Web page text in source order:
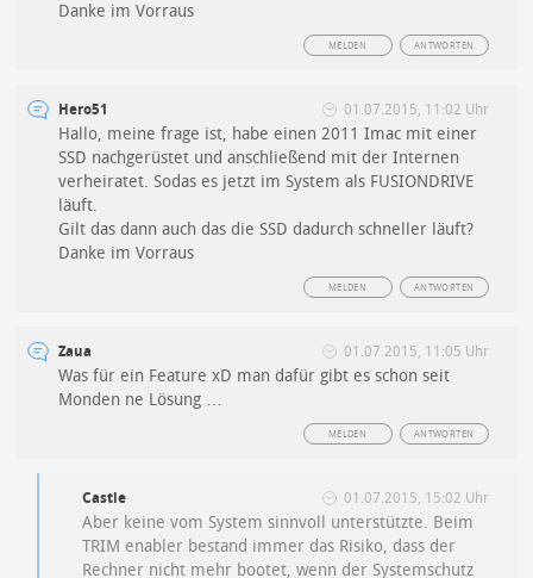
Danke im Vorraus
ANTWORTEN
MELDEN
Hero51 01.07.2015, 11:02 Uhr
Hallo, meine frage ist, habe einen 2011 Imac mit einer
SSD nachgerüstet und anschließend mit der Internen
verheiratet. Sodas es jetzt im System als FUSIONDRIVE
läuft.
Gilt das dann auch das die SSD dadurch schneller läuft?
Danke im Vorraus
ANTWORTEN
MELDEN
Zaua 01.07.2015, 11:05 Uhr
Was für ein Feature xD man dafür gibt es schon seit
Monden ne Lösung …
ANTWORTEN
MELDEN
Castle 01.07.2015, 15:02 Uhr
Aber keine vom System sinnvoll unterstützte. Beim
TRIM enabler bestand immer das Risiko, dass der
Rechner nicht mehr bootet, wenn der Systemschutz